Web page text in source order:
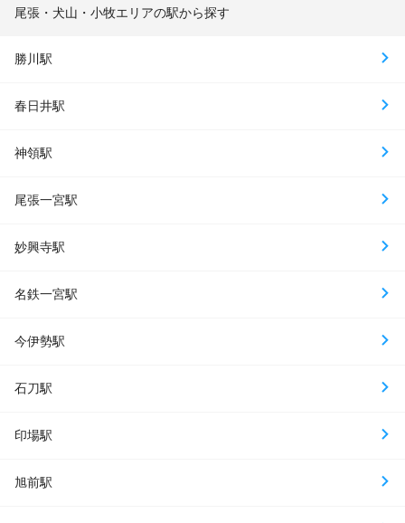
尾張・犬山・小牧エリアの駅から探す
勝川駅
春日井駅
神領駅
尾張一宮駅
妙興寺駅
名鉄一宮駅
今伊勢駅
石刀駅
印場駅
旭前駅